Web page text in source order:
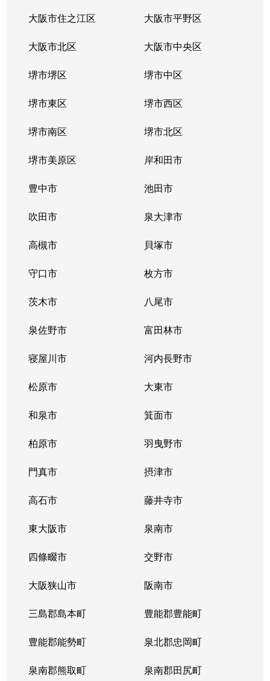
大阪市住之江区 大阪市平野区
大阪市北区 大阪市中央区
堺市堺区 堺市中区
堺市東区 堺市西区
堺市南区 堺市北区
堺市美原区 岸和田市
豊中市 池田市
吹田市 泉大津市
高槻市 貝塚市
守口市 枚方市
茨木市 八尾市
泉佐野市 富田林市
寝屋川市 河内長野市
松原市 大東市
和泉市 箕面市
柏原市 羽曳野市
門真市 摂津市
高石市 藤井寺市
東大阪市 泉南市
四條畷市 交野市
大阪狭山市 阪南市
三島郡島本町 豊能郡豊能町
豊能郡能勢町 泉北郡忠岡町
泉南郡熊取町 泉南郡田尻町